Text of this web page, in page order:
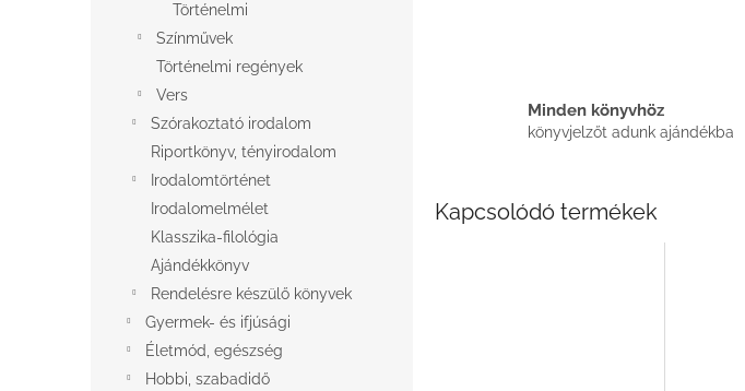
Történelmi
Színművek
Történelmi regények
Vers
Szórakoztató irodalom
Riportkönyv, tényirodalom
Irodalomtörténet
Irodalomelmélet
Klasszika-filológia
Ajándékkönyv
Rendelésre készülő könyvek
Gyermek- és ifjúsági
Életmód, egészség
Hobbi, szabadidő
Minden könyvhöz
könyvjelzőt adunk ajándékba
Kapcsolódó termékek